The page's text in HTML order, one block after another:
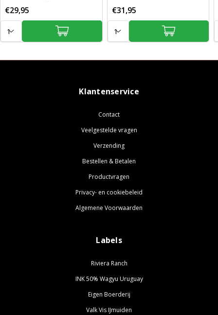
€29,95 €31,95
Klantenservice
Contact
Veelgestelde vragen
Verzending
Bestellen & Betalen
Productvragen
Privacy- en cookiebeleid
Algemene Voorwaarden
Labels
Riviera Ranch
INK 50% Wagyu Uruguay
Eigen Boerderij
Valk Vis IJmuiden